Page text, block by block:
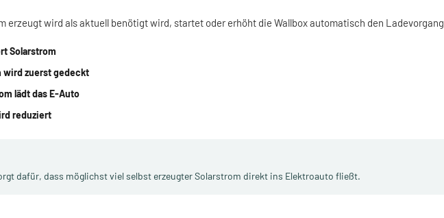
erzeugt wird als aktuell benötigt wird, startet oder erhöht die Wallbox automatisch den Ladevorgang.
Solarstrom
wird zuerst gedeckt
lädt das E-Auto
reduziert
dafür, dass möglichst viel selbst erzeugter Solarstrom direkt ins Elektroauto fließt.